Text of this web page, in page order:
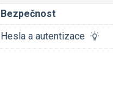
Bezpečnost
Hesla a autentizace